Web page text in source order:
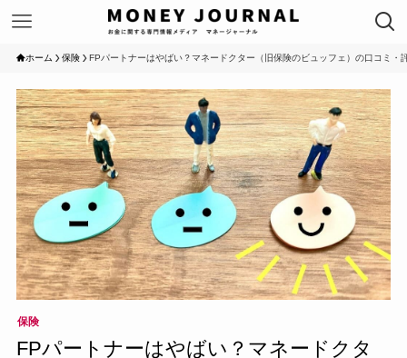
ホーム 保険 FPパートナーはやばい？マネードクター（旧保険のビュッフェ）の口コミ・
保険
FPパートナーはやばい？マネードクタ